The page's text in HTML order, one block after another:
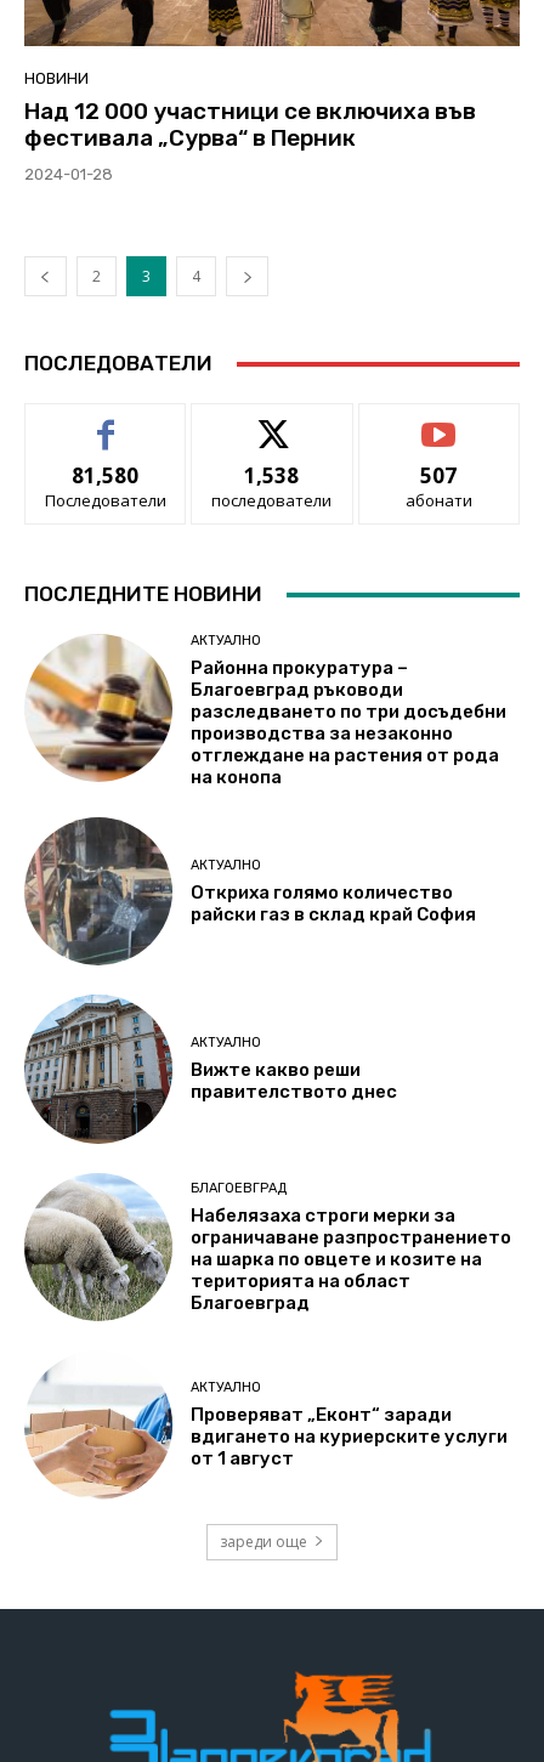
НОВИНИ
Над 12 000 участници се включиха във
фестивала „Сурва“ в Перник
2024-01-28
2 3 4
ПОСЛЕДОВАТЕЛИ
81,580
Последователи
1,538
последователи
507
абонати
ПОСЛЕДНИТЕ НОВИНИ
АКТУАЛНО
Районна прокуратура –
Благоевград ръководи
разследването по три досъдебни
производства за незаконно
отглеждане на растения от рода
на конопа
АКТУАЛНО
Откриха голямо количество
райски газ в склад край София
АКТУАЛНО
Вижте какво реши
правителството днес
БЛАГОЕВГРАД
Набелязаха строги мерки за
ограничаване разпространението
на шарка по овцете и козите на
територията на област
Благоевград
АКТУАЛНО
Проверяват „Еконт“ заради
вдигането на куриерските услуги
от 1 август
зареди още